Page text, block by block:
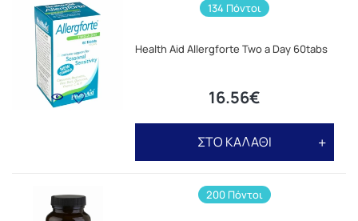
134 Πόντοι
Health Aid Allergforte Two a Day 60tabs
16.56€
ΣΤΟ ΚΑΛΑΘΙ
200 Πόντοι